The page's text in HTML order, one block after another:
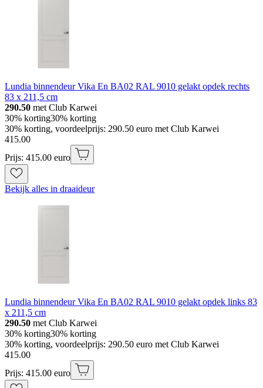
Lundia binnendeur Vika En BA02 RAL 9010 gelakt opdek rechts
83 x 211,5 cm
290.50 met Club Karwei
30% korting30% korting
30% korting, voordeelprijs: 290.50 euro met Club Karwei
415.00
Prijs: 415.00 euro
Bekijk alles in draaideur
Lundia binnendeur Vika En BA02 RAL 9010 gelakt opdek links 83
x 211,5 cm
290.50 met Club Karwei
30% korting30% korting
30% korting, voordeelprijs: 290.50 euro met Club Karwei
415.00
Prijs: 415.00 euro